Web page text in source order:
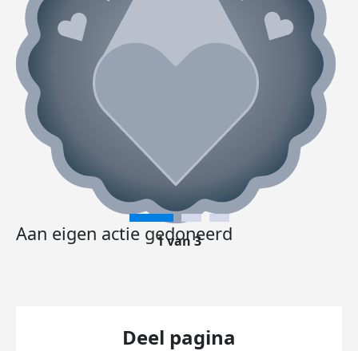
Aan eigen actie gedoneerd
1 van 3
Deel pagina